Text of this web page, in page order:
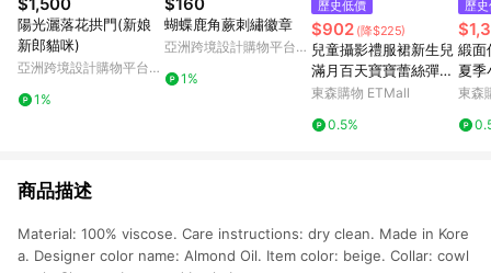
陽光灑落花拱門(新娘
新郎貓咪)
亞洲跨境設計購物平台
1%
蝴蝶鹿角蕨刺繡徽章
亞洲跨境設計購物平台
1%
歷史低價
$902 (降$225)
兒童攝影禮服裙新生兒
滿月百天寶寶蕾絲彈力
禮服套裝影樓攝影道具
東森購物 ETMall
0.5%
歷
緞面
夏季
裙女
東森
商品描述
Material: 100% viscose. Care instructions: dry clean. Made in Kore
a. Designer color name: Almond Oil. Item color: beige. Collar: cowl